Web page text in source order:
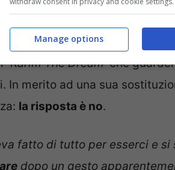
sua carriera. Già perché il
quello sarà anche
‘Karim The Dream‘ che
In merito ad una sua
la risposta è no.
fatto di tutto per esserci e si
dopo un gesto
Manage options